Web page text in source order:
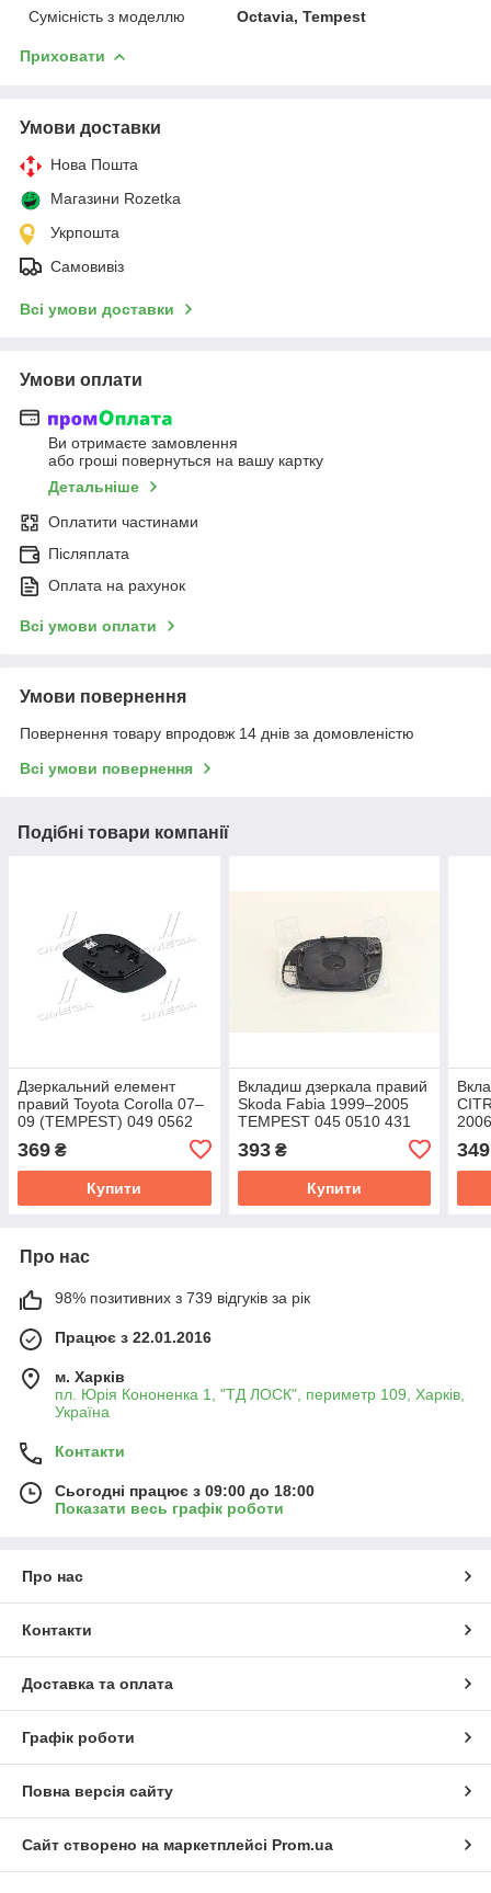
Сумісність з моделлю
Octavia, Tempest
Приховати
Умови доставки
Нова Пошта
Магазини Rozetka
Укрпошта
Самовивіз
Всі умови доставки
Умови оплати
Ви отримаєте замовлення
або гроші повернуться на вашу картку
Детальніше
Оплатити частинами
Післяплата
Оплата на рахунок
Всі умови оплати
Умови повернення
Повернення товару впродовж 14 днів за домовленістю
Всі умови повернення
Подібні товари компанії
Дзеркальний елемент
правий Toyota Corolla 07–
09 (TEMPEST) 049 0562
369 ₴
Купити
Вкладиш дзеркала правий
Skoda Fabia 1999–2005
TEMPEST 045 0510 431
393₴
Купити
349
Про нас
98% позитивних з 739 відгуків за рік
Працює з 22.01.2016
м. Харків
пл. Юрія Кононенка 1, "ТД ЛОСК", периметр 109, Харків,
Україна
Контакти
Сьогодні працює з 09:00 до 18:00
Показати весь графік роботи
Про нас
Контакти
Доставка та оплата
Графік роботи
Повна версія сайту
Сайт створено на маркетплейсі Prom.ua